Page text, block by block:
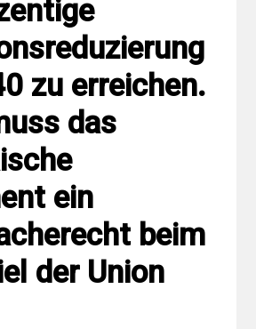
zu erreichen.
das
ein
beim
der Union